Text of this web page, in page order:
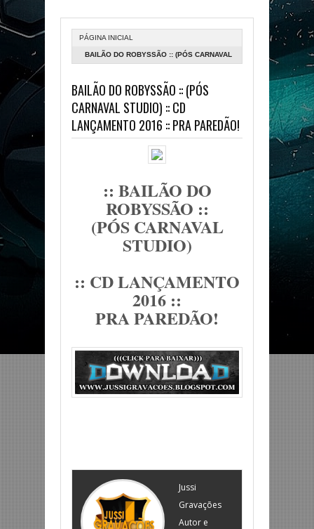
PÁGINA INICIAL
BAILÃO DO ROBYSSÃO :: (PÓS CARNAVAL
PAREDÃO!
BAILÃO DO ROBYSSÃO :: (PÓS
CARNAVAL STUDIO) :: CD
LANÇAMENTO 2016 :: PRA PAREDÃO!
:: BAILÃO DO
ROBYSSÃO ::
(PÓS CARNAVAL
STUDIO)
:: CD LANÇAMENTO
2016 ::
PRA PAREDÃO!
Jussi
Gravações
Autor e